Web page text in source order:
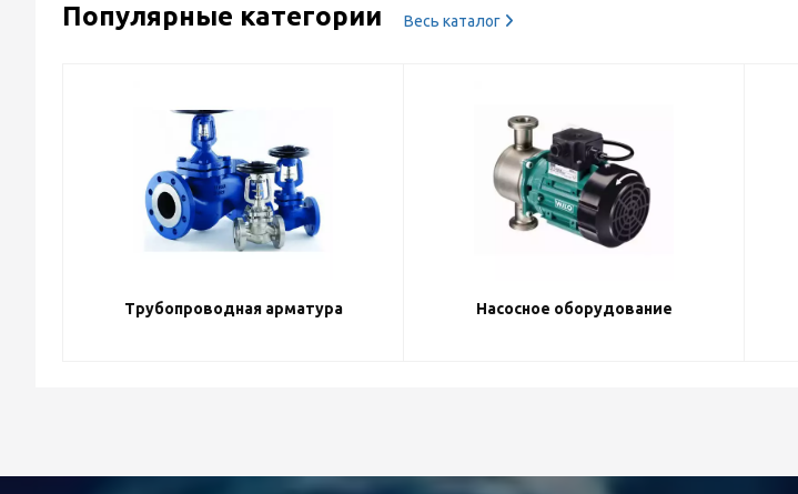
Популярные категории Весь каталог
Трубопроводная арматура Насосное оборудование